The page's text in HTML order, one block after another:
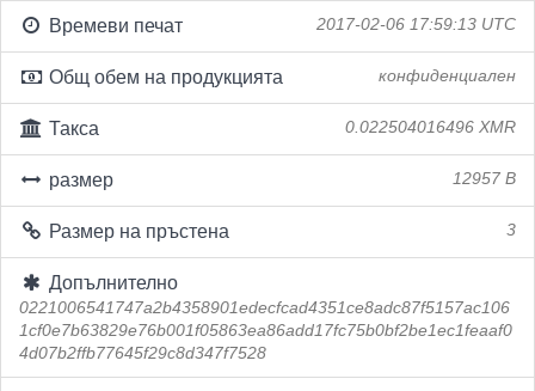
Времеви печат 2017-02-06 17:59:13 UTC
Общ обем на продукцията конфиденциален
Такса 0.022504016496 XMR
размер 12957 B
Размер на пръстена 3
Допълнително
0221006541747a2b4358901edecfcad4351ce8adc87f5157ac106
1cf0e7b63829e76b001f05863ea86add17fc75b0bf2be1ec1feaaf0
4d07b2ffb77645f29c8d347f7528